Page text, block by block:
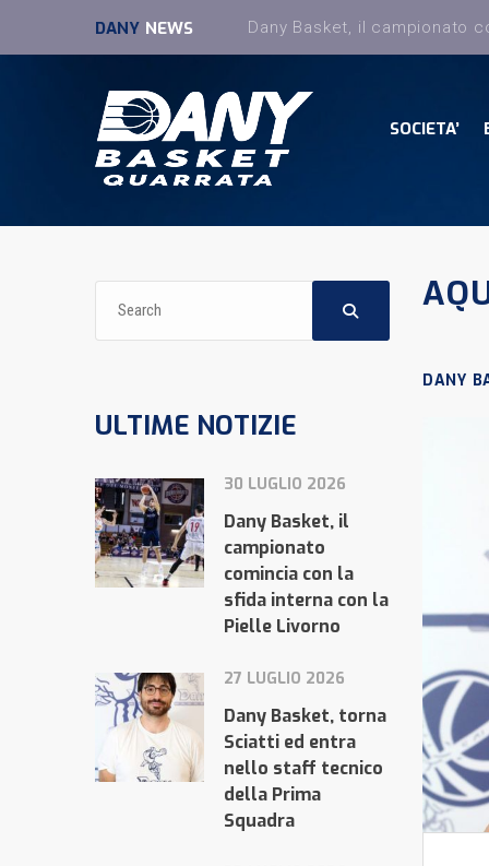
DANY NEWS
SOCIETA’
DANY
ULTIME NOTIZIE
30 LUGLIO 2026
Dany Basket, il
campionato
comincia con la
sfida interna con la
Pielle Livorno
27 LUGLIO 2026
Dany Basket, torna
Sciatti ed entra
nello staff tecnico
della Prima
Squadra